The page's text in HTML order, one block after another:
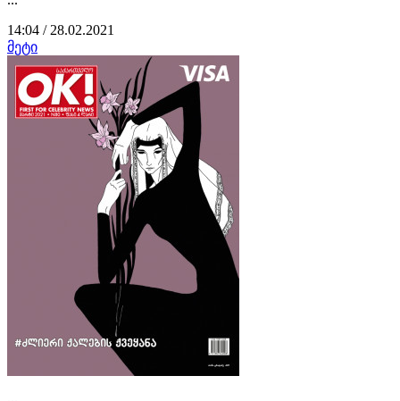
14:04 / 28.02.2021
მეტი
...